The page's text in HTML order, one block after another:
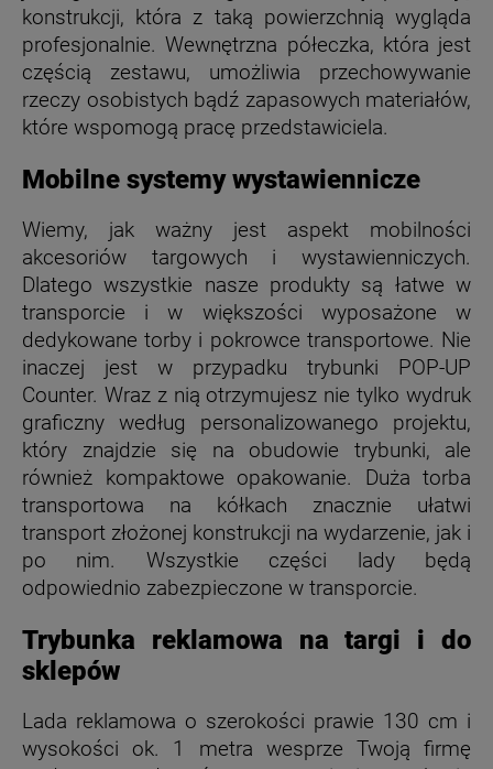
konstrukcji, która z taką powierzchnią wygląda
profesjonalnie. Wewnętrzna półeczka, która jest
częścią zestawu, umożliwia przechowywanie
rzeczy osobistych bądź zapasowych materiałów,
które wspomogą pracę przedstawiciela.
Mobilne systemy wystawiennicze
Wiemy, jak ważny jest aspekt mobilności
akcesoriów targowych i wystawienniczych.
Dlatego wszystkie nasze produkty są łatwe w
transporcie i w większości wyposażone w
dedykowane torby i pokrowce transportowe. Nie
inaczej jest w przypadku trybunki POP-UP
Counter. Wraz z nią otrzymujesz nie tylko wydruk
graficzny według personalizowanego projektu,
który znajdzie się na obudowie trybunki, ale
również kompaktowe opakowanie. Duża torba
transportowa na kółkach znacznie ułatwi
transport złożonej konstrukcji na wydarzenie, jak i
po nim. Wszystkie części lady będą
odpowiednio zabezpieczone w transporcie.
Trybunka reklamowa na targi i do
sklepów
Lada reklamowa o szerokości prawie 130 cm i
wysokości ok. 1 metra wesprze Twoją firmę